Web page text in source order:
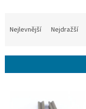
í
Nejlevnější Nejdražší